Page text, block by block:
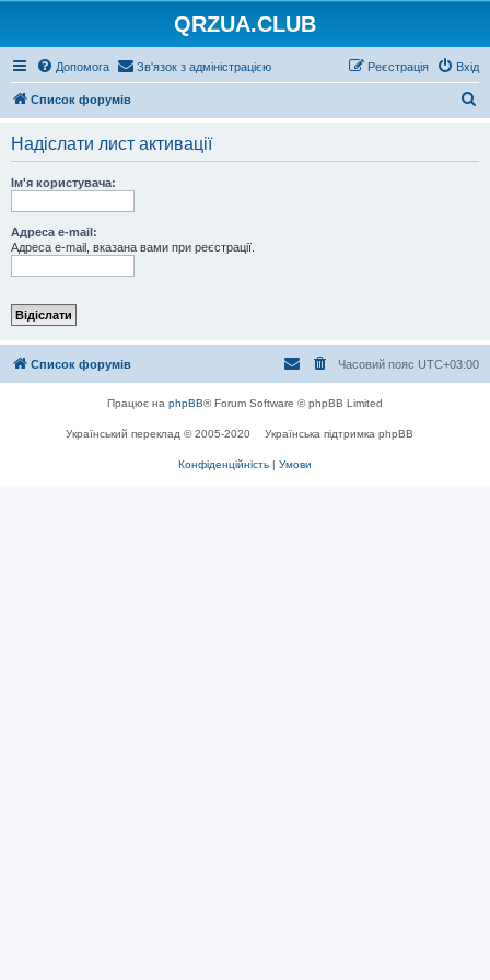
QRZUA.CLUB
Допомога Зв'язок з адміністрацією Вхід
Реєстрація
Список форумів
Надіслати лист активації
Ім'я користувача:
Адреса e-mail:
Адреса e-mail, вказана вами при реєстрації.
Список форумів Часовий пояс UTC+03:00
Працює на phpBB® Forum Software © phpBB Limited
Український переклад © 2005-2020 Українська підтримка phpBB
Конфіденційність | Умови